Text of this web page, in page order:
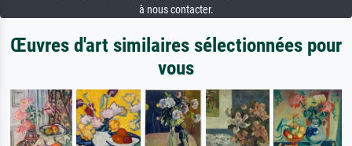
à nous contacter.
Œuvres d'art similaires sélectionnées pour
vous